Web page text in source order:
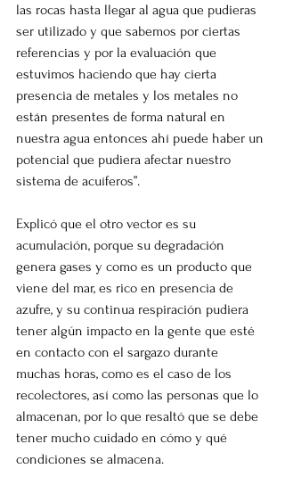
las rocas hasta llegar al agua que pudieras
ser utilizado y que sabemos por ciertas
referencias y por la evaluación que
estuvimos haciendo que hay cierta
presencia de metales y los metales no
están presentes de forma natural en
nuestra agua entonces ahí puede haber un
potencial que pudiera afectar nuestro
sistema de acuíferos”.
Explicó que el otro vector es su
acumulación, porque su degradación
genera gases y como es un producto que
viene del mar, es rico en presencia de
azufre, y su continua respiración pudiera
tener algún impacto en la gente que esté
en contacto con el sargazo durante
muchas horas, como es el caso de los
recolectores, así como las personas que lo
almacenan, por lo que resaltó que se debe
tener mucho cuidado en cómo y qué
condiciones se almacena.